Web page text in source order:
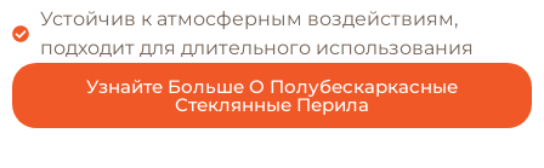
Устойчив к атмосферным воздействиям,
подходит для длительного использования
Узнайте Больше О Полубескаркасные
Стеклянные Перила